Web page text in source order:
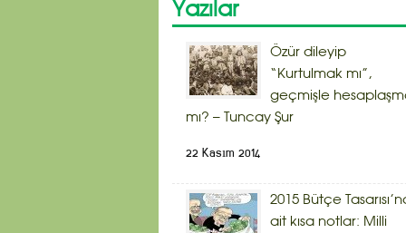
Yazılar
Özür dileyip
“Kurtulmak mı”,
geçmişle
mı? – Tuncay Şur
22 Kasım 2014
2015 Bütçe
ait kısa notlar: Milli